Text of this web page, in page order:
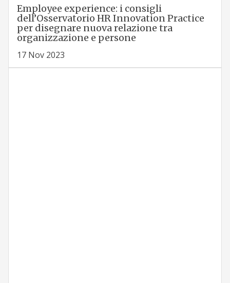
Employee experience: i consigli
dell’Osservatorio HR Innovation Practice
per disegnare nuova relazione tra
organizzazione e persone
17 Nov 2023